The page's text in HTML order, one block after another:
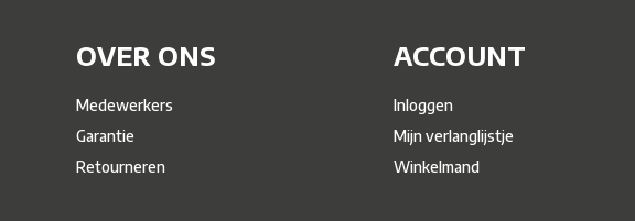
OVER ONS
Medewerkers
Garantie
Retourneren
ACCOUNT
Inloggen
Mijn verlanglijstje
Winkelmand